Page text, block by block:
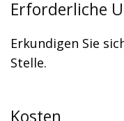
Erforderliche
Erkundigen Sie
Stelle.
Kosten